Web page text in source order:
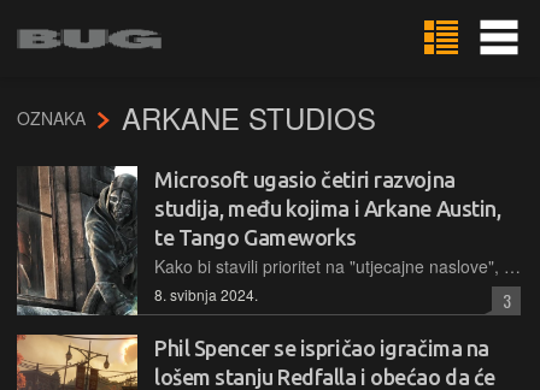
OZNAKA ARKANE STUDIOS
Microsoft ugasio četiri razvojna
studija, među kojima i Arkane Austin,
te Tango Gameworks
Kako bi stavili prioritet na "utjecajne naslove", Microsoftov ogranak Xbox je zatvorio timove Arkane Austin, Tango Gameworks, Alpha Dog Games i Roundhouse Games
8. svibnja 2024. 3
Phil Spencer se ispričao igračima na
lošem stanju Redfalla i obećao da će